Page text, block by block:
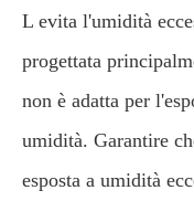
L evita l'umidità
progettata
non è adatta per
umidità. Garantire
esposta a umidità